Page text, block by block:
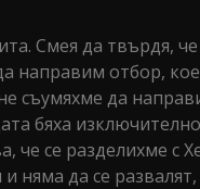
Смея да твърдя,
направим отбор,
съумяхме да
бяха
че се разделихме с
да се развалят,